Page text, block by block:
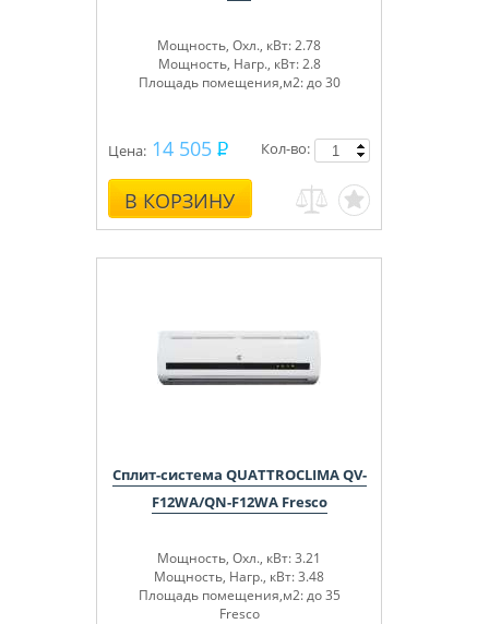
Мощность, Охл., кВт: 2.78
Мощность, Нагр., кВт: 2.8
Площадь помещения,м2: до 30
Цена: 14 505
В КОРЗИНУ
Кол-во:
Сплит-система QUATTROCLIMA QV-
F12WA/QN-F12WA Fresco
Мощность, Охл., кВт: 3.21
Мощность, Нагр., кВт: 3.48
Площадь помещения,м2: до 35
Fresco